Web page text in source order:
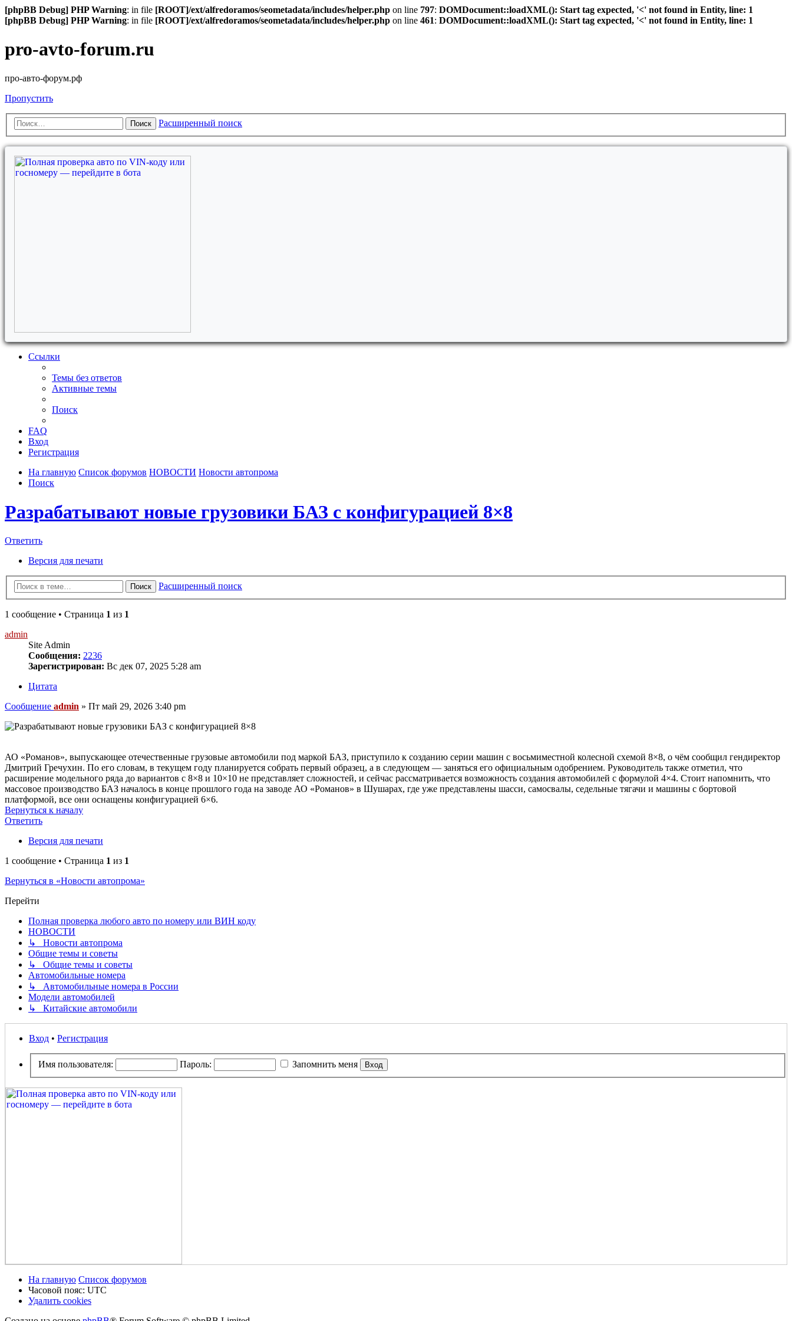
[phpBB Debug] PHP Warning: in file [ROOT]/ext/alfredoramos/seometadata/includes/helper.php on line 797: DOMDocument::loadXML(): Start tag expected, '<' not found in Entity, line: 1
[phpBB Debug] PHP Warning: in file [ROOT]/ext/alfredoramos/seometadata/includes/helper.php on line 461: DOMDocument::loadXML(): Start tag expected, '<' not found in Entity, line: 1
pro-avto-forum.ru
про-авто-форум.рф
Пропустить
Поиск Расширенный поиск
Ссылки
Темы без ответов
Активные темы
Поиск
FAQ
Вход
Регистрация
На главную Список форумов НОВОСТИ Новости автопрома
Поиск
Разрабатывают новые грузовики БАЗ с конфигурацией 8×8
Ответить
Версия для печати
Поиск Расширенный поиск
1 сообщение • Страница 1 из 1
admin
Site Admin
Сообщения: 2236
Зарегистрирован: Вс дек 07, 2025 5:28 am
Цитата
Сообщение admin » Пт май 29, 2026 3:40 pm
АО «Романов», выпускающее отечественные грузовые автомобили под маркой БАЗ, приступило к созданию серии машин с восьмиместной колесной схемой 8×8, о чём сообщил гендиректор
Дмитрий Гречухин. По его словам, в текущем году планируется собрать первый образец, а в следующем — заняться его официальным одобрением. Руководитель также отметил, что
расширение модельного ряда до вариантов с 8×8 и 10×10 не представляет сложностей, и сейчас рассматривается возможность создания автомобилей с формулой 4×4. Стоит напомнить, что
массовое производство БАЗ началось в конце прошлого года на заводе АО «Романов» в Шушарах, где уже представлены шасси, самосвалы, седельные тягачи и машины с бортовой
платформой, все они оснащены конфигурацией 6×6.
Вернуться к началу
Ответить
Версия для печати
1 сообщение • Страница 1 из 1
Вернуться в «Новости автопрома»
Перейти
Полная проверка любого авто по номеру или ВИН коду
НОВОСТИ
↳ Новости автопрома
Общие темы и советы
↳ Общие темы и советы
Автомобильные номера
↳ Автомобильные номера в России
Модели автомобилей
↳ Китайские автомобили
Вход • Регистрация
Имя пользователя: Пароль: Запомнить меня
На главную Список форумов
Часовой пояс: UTC
Удалить cookies